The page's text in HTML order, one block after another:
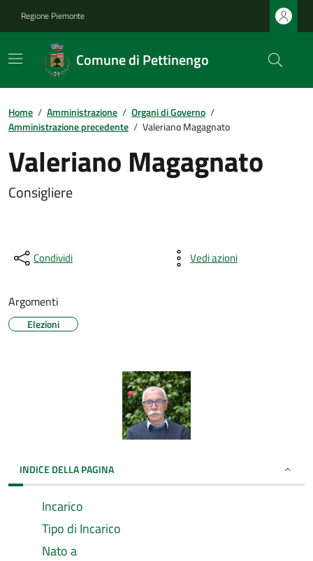
Regione Piemonte
Comune di Pettinengo
Home / Amministrazione / Organi di Governo /
Amministrazione precedente / Valeriano Magagnato
Valeriano Magagnato
Consigliere
Condividi Vedi azioni
Argomenti
Elezioni
INDICE DELLA PAGINA
Incarico
Tipo di Incarico
Nato a